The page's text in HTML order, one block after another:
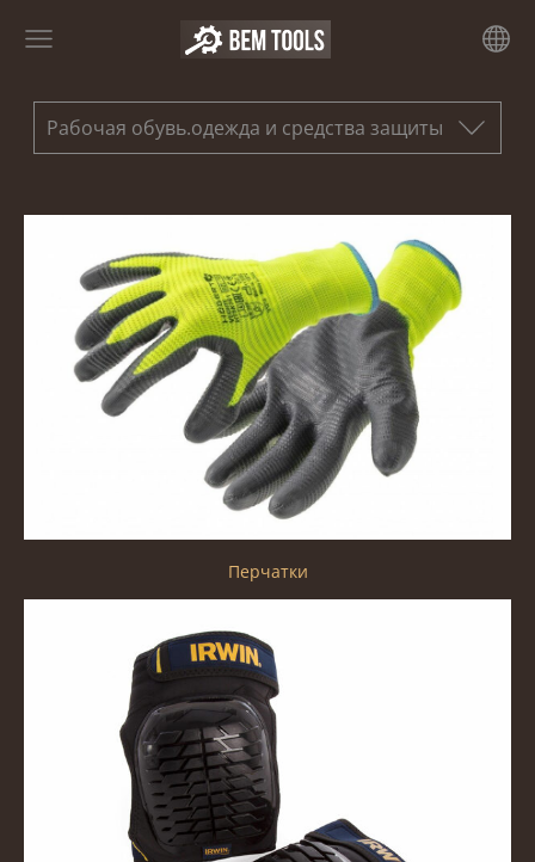
Рабочая обувь.одежда и средства защиты
Перчатки